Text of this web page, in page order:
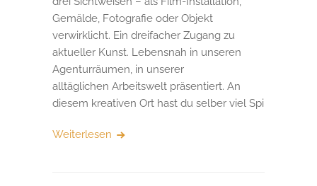
Gemälde, Fotografie oder Objekt
verwirklicht. Ein dreifacher Zugang zu
aktueller Kunst. Lebensnah in unseren
Agenturräumen, in unserer
alltäglichen Arbeitswelt präsentiert. An
diesem kreativen Ort hast du selber viel Spi
Weiterlesen